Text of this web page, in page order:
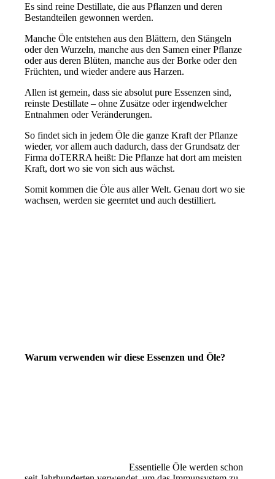
Es sind reine Destillate, die aus Pflanzen und deren
Bestandteilen gewonnen werden.
Manche Öle entstehen aus den Blättern, den Stängeln
oder den Wurzeln, manche aus den Samen einer Pflanze
oder aus deren Blüten, manche aus der Borke oder den
Früchten, und wieder andere aus Harzen.
Allen ist gemein, dass sie absolut pure Essenzen sind,
reinste Destillate – ohne Zusätze oder irgendwelcher
Entnahmen oder Veränderungen.
So findet sich in jedem Öle die ganze Kraft der Pflanze
wieder, vor allem auch dadurch, dass der Grundsatz der
Firma doTERRA heißt: Die Pflanze hat dort am meisten
Kraft, dort wo sie von sich aus wächst.
Somit kommen die Öle aus aller Welt. Genau dort wo sie
wachsen, werden sie geerntet und auch destilliert.
Warum verwenden wir diese Essenzen und Öle?
Essentielle Öle werden schon